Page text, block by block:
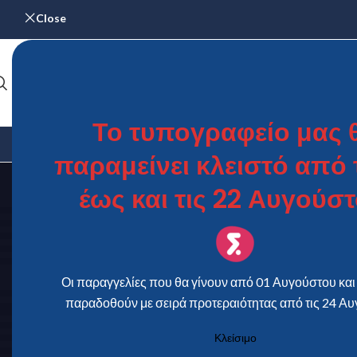
Close
Το τυπογραφείο μας
παραμείνει κλειστό από
έως και τις 22
Οι παραγγελίες που θα γίνουν από 01 Αυγούστου και
παραδοθούν με σειρά προτεραιότητας από τις 24
Κλείσιμο
ΑΡΧΙΚΉ ΓΆΜΟΣ & ΒΆΠΤΙΣΗΗΜΕΡΟΛΌΓΙΑΜΕΝΟΎ –